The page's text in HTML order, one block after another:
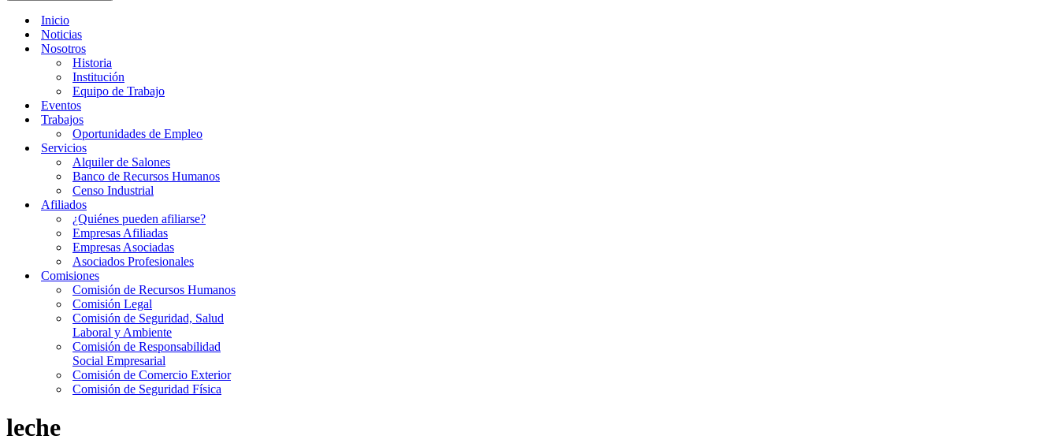
Inicio
Noticias
Nosotros
Historia
Institución
Equipo de Trabajo
Eventos
Trabajos
Oportunidades de Empleo
Servicios
Alquiler de Salones
Banco de Recursos Humanos
Censo Industrial
Afiliados
¿Quiénes pueden afiliarse?
Empresas Afiliadas
Empresas Asociadas
Asociados Profesionales
Comisiones
Comisión de Recursos Humanos
Comisión Legal
Comisión de Seguridad, Salud
Laboral y Ambiente
Comisión de Responsabilidad
Social Empresarial
Comisión de Comercio Exterior
Comisión de Seguridad Física
leche